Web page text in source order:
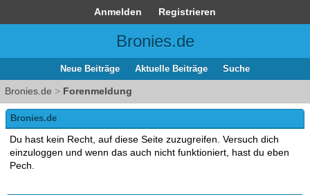
Anmelden Registrieren
Bronies.de
Neue Beiträge Aktuelle Beiträge Suche
Bronies.de > Forenmeldung
Bronies.de
Du hast kein Recht, auf diese Seite zuzugreifen. Versuch dich
einzuloggen und wenn das auch nicht funktioniert, hast du eben
Pech.